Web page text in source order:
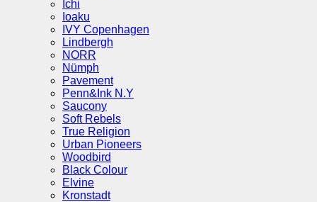
Ichi
Ioaku
IVY Copenhagen
Lindbergh
NORR
Nümph
Pavement
Penn&Ink N.Y
Saucony
Soft Rebels
True Religion
Urban Pioneers
Woodbird
Black Colour
Elvine
Kronstadt